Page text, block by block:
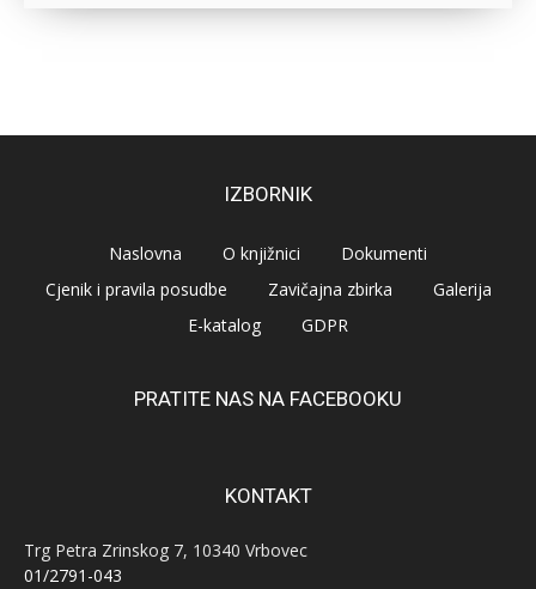
IZBORNIK
Naslovna O knjižnici
Dokumenti
Cjenik i pravila posudbe
Zavičajna zbirka
Galerija
E-katalog
GDPR
PRATITE NAS NA FACEBOOKU
KONTAKT
Trg Petra Zrinskog 7, 10340 Vrbovec
01/2791-043